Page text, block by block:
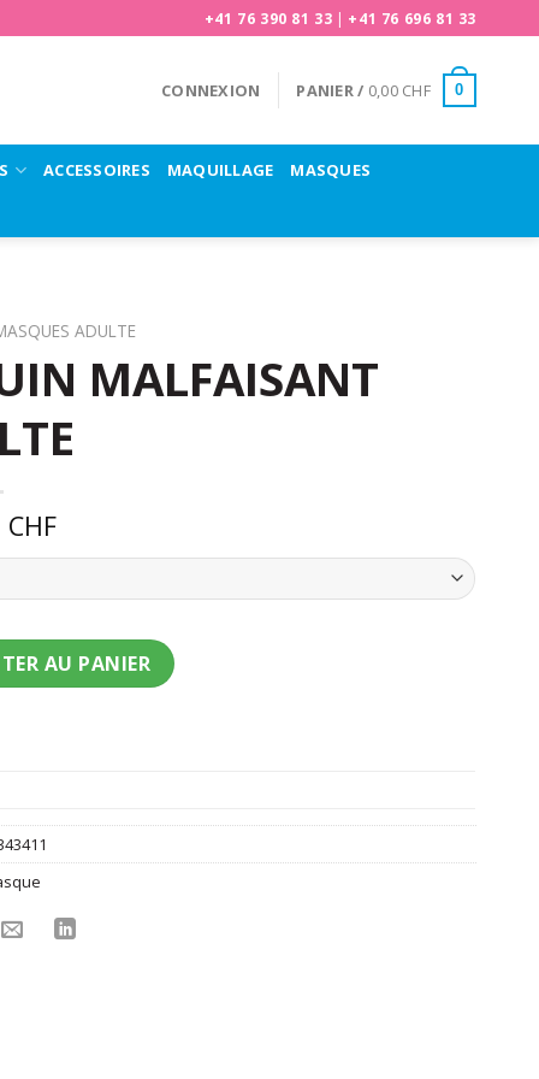
+41 76 390 81 33 | +41 76 696 81 33
CONNEXION PANIER / 0,00 CHF 0
ACCESSOIRES MAQUILLAGE MASQUES
ADULTE
MALFAISANT
CHF
malfaisant adulte
AU PANIER